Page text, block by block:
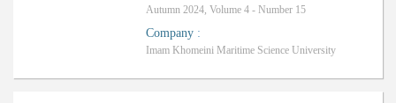
Autumn 2024, Volume 4 - Number 15
Company :
Imam Khomeini Maritime Science University